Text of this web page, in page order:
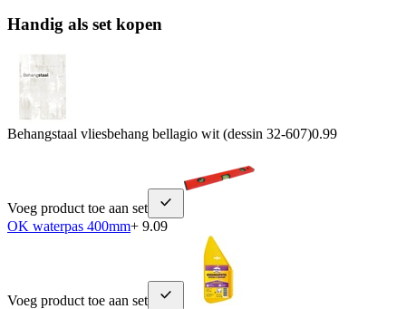
Handig als set kopen
Behangstaal vliesbehang bellagio wit (dessin 32-607)0.99
Voeg product toe aan set
OK waterpas 400mm+ 9.09
Voeg product toe aan set